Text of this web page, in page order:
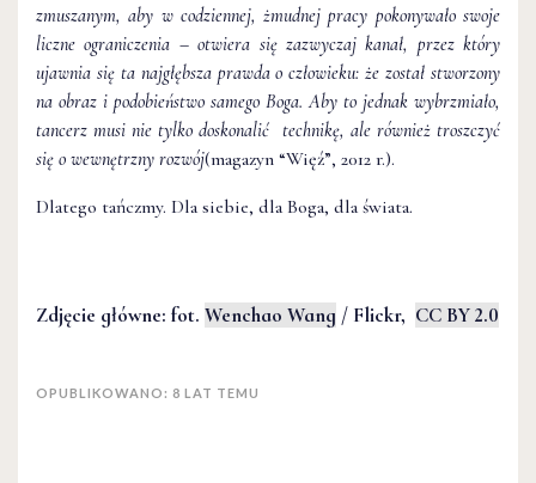
zmuszanym, aby w codziennej, żmudnej pracy pokonywało swoje
liczne ograniczenia – otwiera się zazwyczaj kanał, przez który
ujawnia się ta najgłębsza prawda o człowieku: że został stworzony
na obraz i podobieństwo samego Boga. Aby to jednak wybrzmiało,
tancerz musi nie tylko doskonalić technikę, ale również troszczyć
się o wewnętrzny rozwój(magazyn “Więź”, 2012 r.).
Dlatego tańczmy. Dla siebie, dla Boga, dla świata.
Zdjęcie główne: fot. Wenchao Wang / Flickr, CC BY 2.0
OPUBLIKOWANO: 8 LAT TEMU